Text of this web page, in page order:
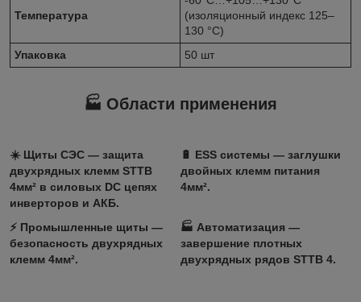
Температура
(изоляционный индекс 125–
130 °C)
Упаковка
50 шт
🏭 Области применения
☀️ Щиты СЭС — защита
двухрядных клемм STTB
4мм² в силовых DC цепях
инверторов и АКБ.
🔋 ESS системы — заглушки
двойных клемм питания
4мм².
⚡ Промышленные щиты —
безопасность двухрядных
клемм 4мм².
🏭 Автоматизация —
завершение плотных
двухрядных рядов STTB 4.